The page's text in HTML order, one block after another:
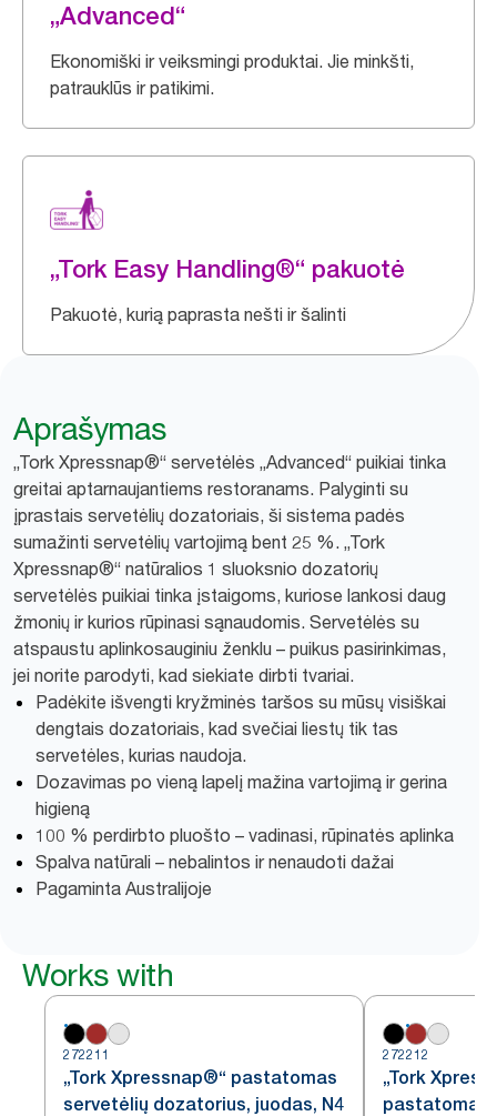
„Advanced“
Ekonomiški ir veiksmingi produktai. Jie minkšti,
patrauklūs ir patikimi.
„Tork Easy Handling®“ pakuotė
Pakuotė, kurią paprasta nešti ir šalinti
Aprašymas
„Tork Xpressnap®“ servetėlės „Advanced“ puikiai tinka
greitai aptarnaujantiems restoranams. Palyginti su
įprastais servetėlių dozatoriais, ši sistema padės
sumažinti servetėlių vartojimą bent 25 %. „Tork
Xpressnap®“ natūralios 1 sluoksnio dozatorių
servetėlės puikiai tinka įstaigoms, kuriose lankosi daug
žmonių ir kurios rūpinasi sąnaudomis. Servetėlės su
atspaustu aplinkosauginiu ženklu – puikus pasirinkimas,
jei norite parodyti, kad siekiate dirbti tvariai.
Padėkite išvengti kryžminės taršos su mūsų visiškai
dengtais dozatoriais, kad svečiai liestų tik tas
servetėles, kurias naudoja.
Dozavimas po vieną lapelį mažina vartojimą ir gerina
higieną
100 % perdirbto pluošto – vadinasi, rūpinatės aplinka
Spalva natūrali – nebalintos ir nenaudoti dažai
Pagaminta Australijoje
Works with
272211
„Tork Xpressnap®“ pastatomas
servetėlių dozatorius, juodas, N4
272212
„Tork
pastatomas